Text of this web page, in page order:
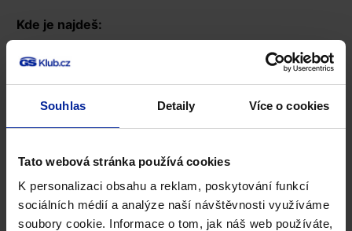
Souhlas Detaily Více o cookies
Tato webová stránka používá cookies
K personalizaci obsahu a reklam, poskytování funkcí
sociálních médií a analýze naší návštěvnosti využíváme
soubory cookie. Informace o tom, jak náš web používáte,
Kde je najdeš:
celozrnné obiloviny, ořechy, luštěniny (mangan)
vnitřnosti, semínka, kakao (měď)
Omega-3 jsou známé svými vlastnostmi, které
prospívají kloubům zejména při vyšší zátěži.